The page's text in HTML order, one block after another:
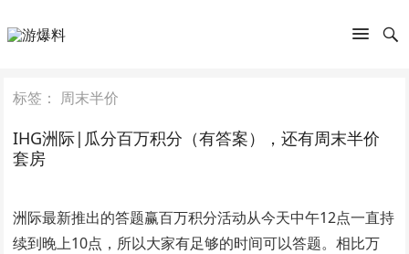
标签： 周末半价
IHG洲际|瓜分百万积分（有答案），还有周末半价
套房
洲际最新推出的答题赢百万积分活动从今天中午12点一直持
续到晚上10点，所以大家有足够的时间可以答题。相比万